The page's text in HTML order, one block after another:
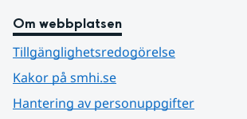
Om webbplatsen
Tillgänglighetsredogörelse
Kakor på smhi.se
Hantering av personuppgifter